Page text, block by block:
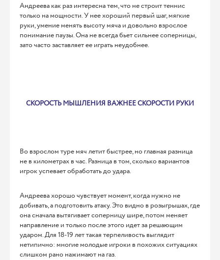
Андреева как раз интересна тем, что не строит теннис
только на мощности. У нее хороший первый шаг, мягкие
руки, умение менять высоту мяча и довольно взрослое
понимание паузы. Она не всегда бьет сильнее соперницы,
зато часто заставляет ее играть неудобнее.
СКОРОСТЬ МЫШЛЕНИЯ ВАЖНЕЕ СКОРОСТИ РУКИ
Во взрослом туре мяч летит быстрее, но главная разница
не в километрах в час. Разница в том, сколько вариантов
игрок успевает обработать до удара.
Андреева хорошо чувствует момент, когда нужно не
добивать, а подготовить атаку. Это видно в розыгрышах, где
она сначала вытягивает соперницу шире, потом меняет
направление и только после этого идет за решающим
ударом. Для 18-19 лет такая терпеливость выглядит
нетипично: многие молодые игроки в похожих ситуациях
слишком рано нажимают на газ.